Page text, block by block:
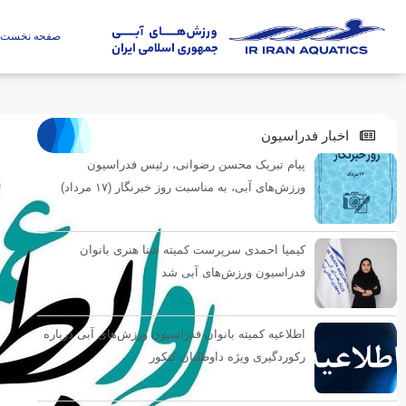
صفحه نخست
اخبار فدراسیون
پیام تبریک محسن رضوانی، رئیس فدراسیون
ورزش‌های آبی، به مناسبت روز خبرنگار (۱۷ مرداد)
کیمیا احمدی سرپرست کمیته شنا هنری بانوان
فدراسیون ورزش‌های آبی شد
اطلاعیه کمیته بانوان فدراسیون ورزش‌های آبی درباره
رکوردگیری ویژه داوطلبان کنکور